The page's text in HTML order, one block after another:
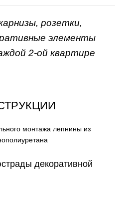
розетки,
элементы
2-ой квартире
монтажа лепнины из
декоративной